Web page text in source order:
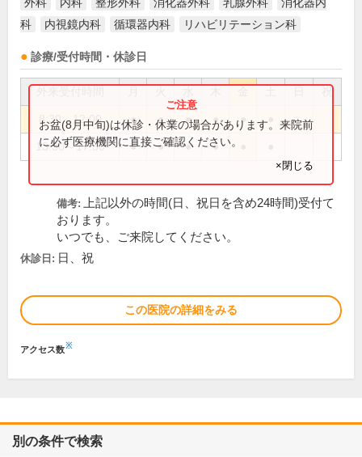
科
内視鏡内科 循環器内科 リハビリテーション科
診療/受付時間・休診日
祝
8:30～12:00 ● ● ● ● ●
13:30～17:30 ● ● ● ●
お盆(8月中旬)は休診・休業の場合があります。来院前
に必ず医療機関に直接ご確認ください。
×閉じる
備考:
上記以外の時間(日、祝日を含め24時間)受付て
おります。
いつでも、ご来院してください。
休診日: 日、祝
この医院の詳細をみる
アクセス数※
別の条件で検索